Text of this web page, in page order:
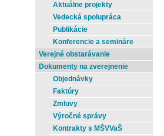
Aktuálne projekty
Vedecká spolupráca
Publikácie
Konferencie a semináre
Verejné obstarávanie
Dokumenty na zverejnenie
Objednávky
Faktúry
Zmluvy
Výročné správy
Kontrakty s MŠVVaŠ